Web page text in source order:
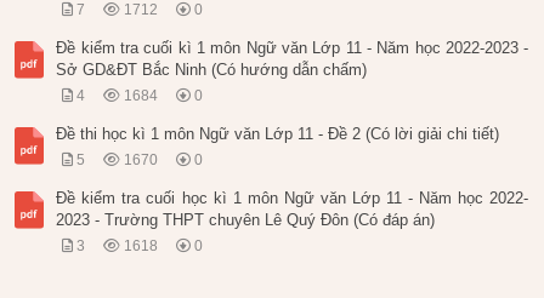
7 1712 0
Đề kiểm tra cuối kì 1 môn Ngữ văn Lớp 11 - Năm học 2022-2023 -
Sở GD&ĐT Bắc Ninh (Có hướng dẫn chấm)
4 1684 0
Đề thi học kì 1 môn Ngữ văn Lớp 11 - Đề 2 (Có lời giải chi tiết)
5 1670 0
Đề kiểm tra cuối học kì 1 môn Ngữ văn Lớp 11 - Năm học 2022-
2023 - Trường THPT chuyên Lê Quý Đôn (Có đáp án)
3 1618 0